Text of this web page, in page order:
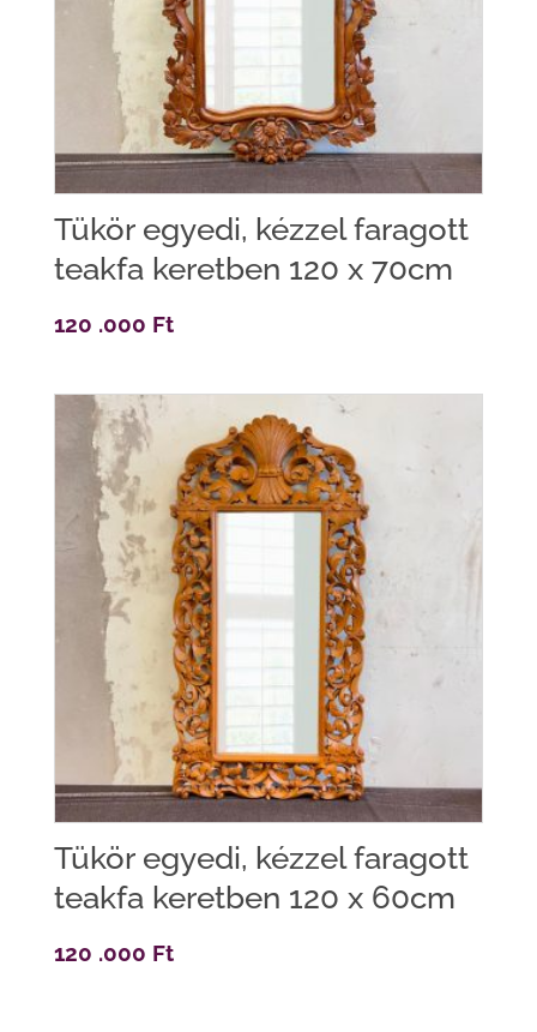
Tükör egyedi, kézzel faragott
teakfa keretben 120 x 70cm
120 .000 Ft
Tükör egyedi, kézzel faragott
teakfa keretben 120 x 60cm
120 .000 Ft